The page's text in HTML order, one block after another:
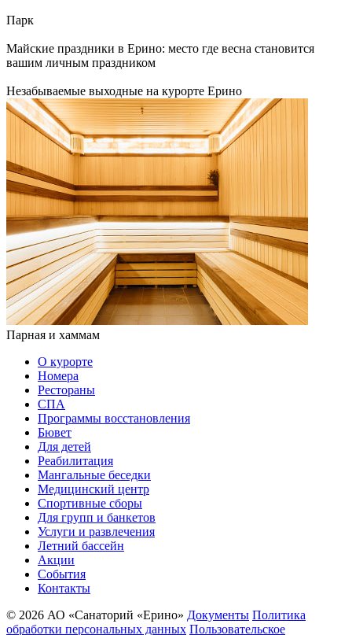
Парк
Майские праздники в Ерино: место где весна становится
вашим личным праздником
Незабываемые выходные на курорте Ерино
Парная и хаммам
О курорте
Номера
Рестораны
СПА
Программы восстановления
Бювет
Для детей
Реабилитация
Мангальные беседки
Медицинский центр
Спортивные сборы
Для групп и банкетов
Услуги и развлечения
Летний бассейн
Акции
События
Контакты
© 2026 АО «Санаторий «Ерино» Документы Политика
обработки персональных данных Пользовательское